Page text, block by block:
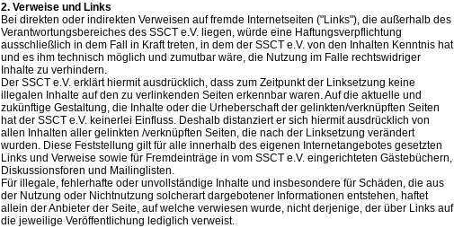
2. Verweise und Links
Bei direkten oder indirekten Verweisen auf fremde Internetseiten ("Links"), die außerhalb des
Verantwortungsbereiches des SSCT e.V. liegen, würde eine Haftungsverpflichtung
ausschließlich in dem Fall in Kraft treten, in dem der SSCT e.V. von den Inhalten Kenntnis hat
und es ihm technisch möglich und zumutbar wäre, die Nutzung im Falle rechtswidriger
Inhalte zu verhindern.
Der SSCT e.V. erklärt hiermit ausdrücklich, dass zum Zeitpunkt der Linksetzung keine
illegalen Inhalte auf den zu verlinkenden Seiten erkennbar waren. Auf die aktuelle und
zukünftige Gestaltung, die Inhalte oder die Urheberschaft der gelinkten/verknüpften Seiten
hat der SSCT e.V. keinerlei Einfluss. Deshalb distanziert er sich hiermit ausdrücklich von
allen Inhalten aller gelinkten /verknüpften Seiten, die nach der Linksetzung verändert
wurden. Diese Feststellung gilt für alle innerhalb des eigenen Internetangebotes gesetzten
Links und Verweise sowie für Fremdeinträge in vom SSCT e.V. eingerichteten Gästebüchern,
Diskussionsforen und Mailinglisten.
Für illegale, fehlerhafte oder unvollständige Inhalte und insbesondere für Schäden, die aus
der Nutzung oder Nichtnutzung solcherart dargebotener Informationen entstehen, haftet
allein der Anbieter der Seite, auf welche verwiesen wurde, nicht derjenige, der über Links auf
die jeweilige Veröffentlichung lediglich verweist.